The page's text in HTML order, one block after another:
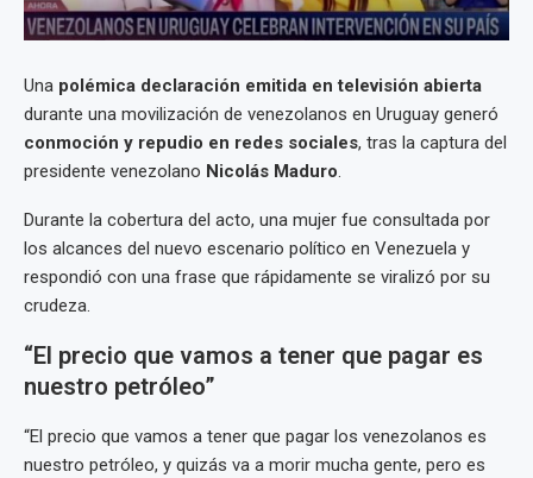
Una polémica declaración emitida en televisión abierta
durante una movilización de venezolanos en Uruguay generó
conmoción y repudio en redes sociales, tras la captura del
presidente venezolano Nicolás Maduro.
Durante la cobertura del acto, una mujer fue consultada por
los alcances del nuevo escenario político en Venezuela y
respondió con una frase que rápidamente se viralizó por su
crudeza.
“El precio que vamos a tener que pagar es
nuestro petróleo”
“El precio que vamos a tener que pagar los venezolanos es
nuestro petróleo, y quizás va a morir mucha gente, pero es